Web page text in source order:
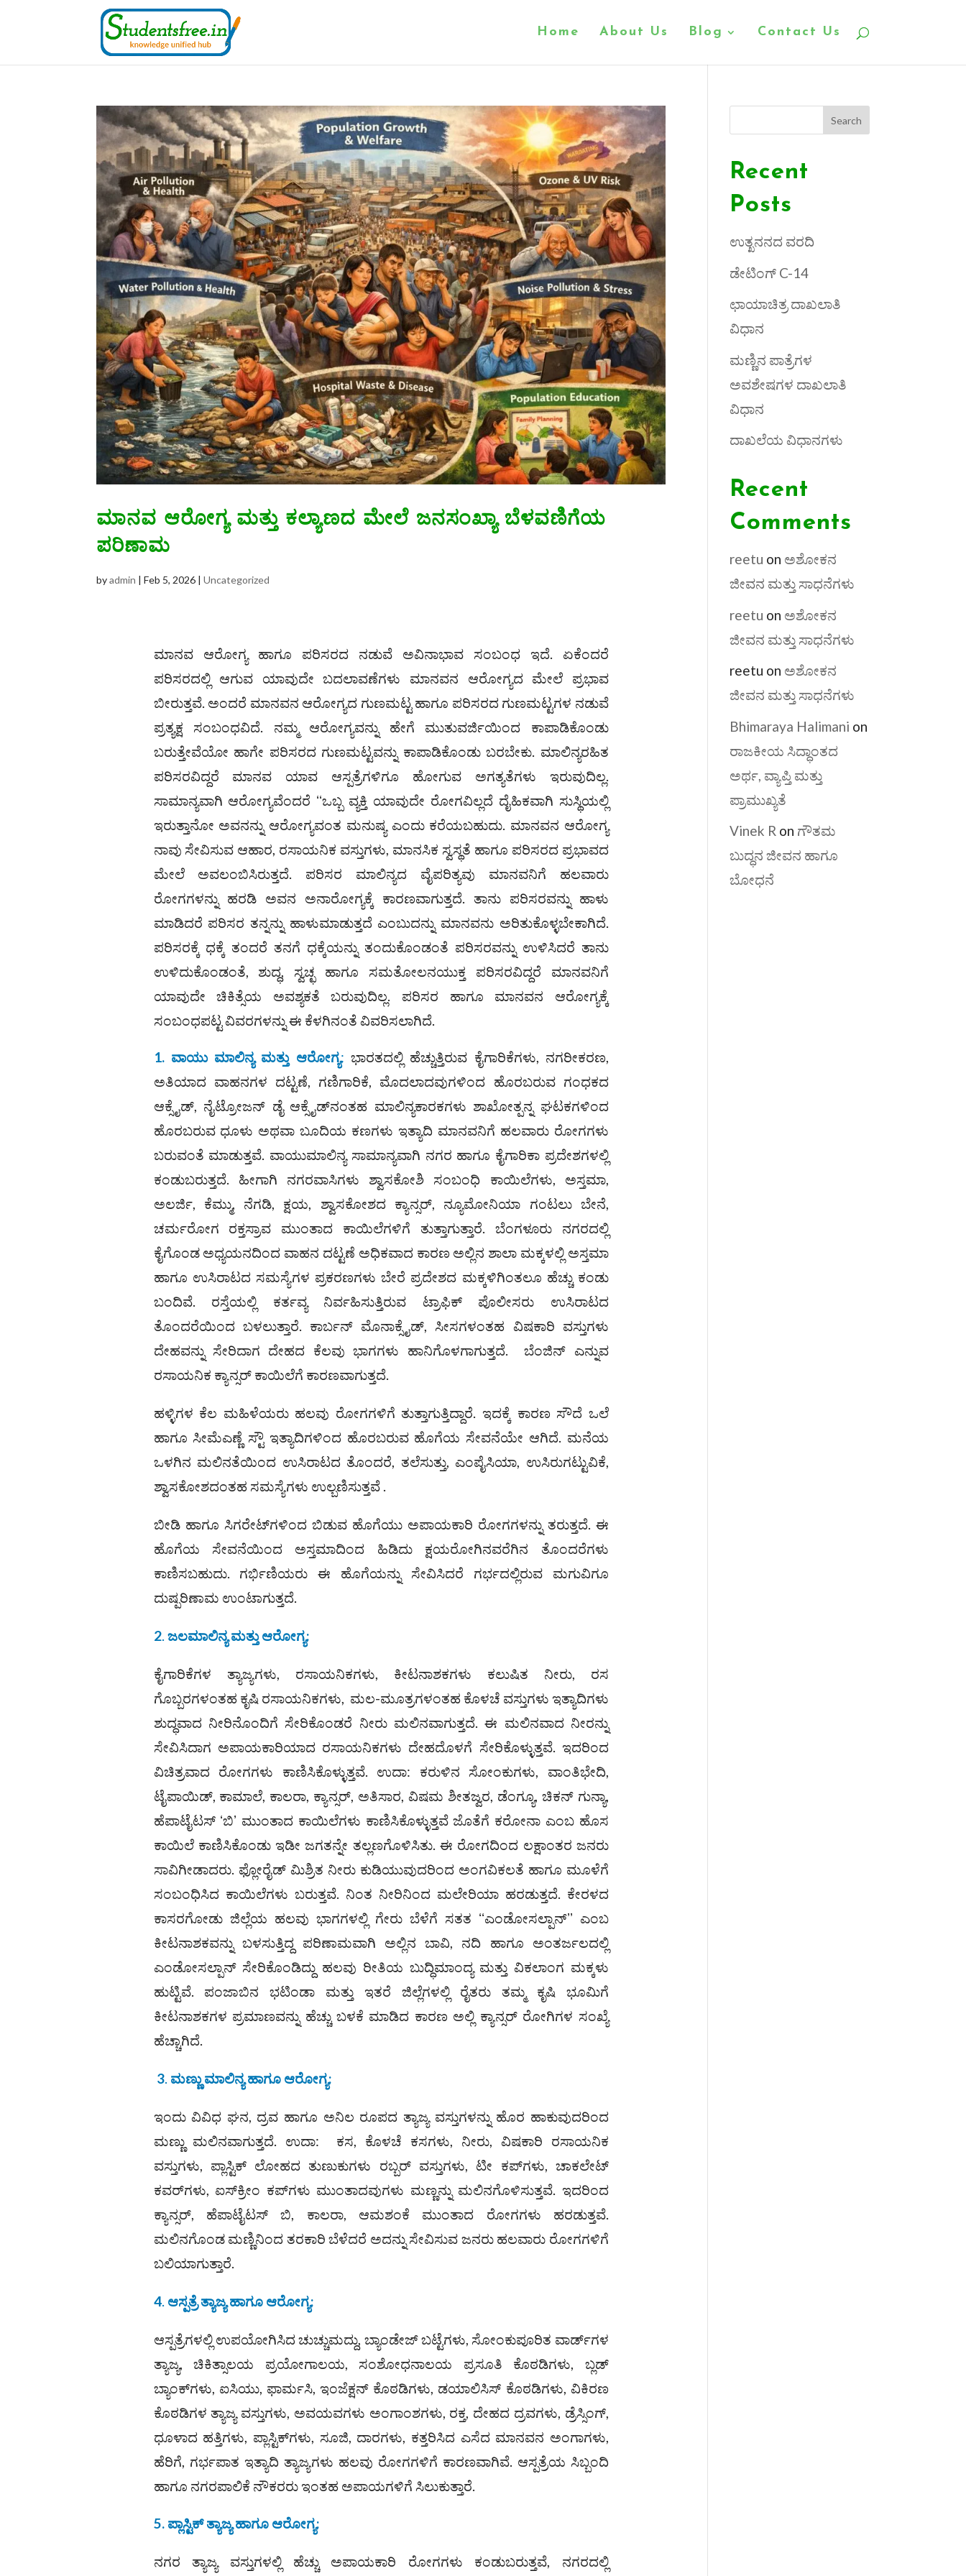
Home About Us Blog Contact Us
ಮಾನವ ಆರೋಗ್ಯ ಮತ್ತು ಕಲ್ಯಾಣದ ಮೇಲೆ ಜನಸಂಖ್ಯಾ ಬೆಳವಣಿಗೆಯ
ಪರಿಣಾಮ
byadmin |Feb 5, 2026 |Uncategorized
ಮಾನವ ಆರೋಗ್ಯ ಹಾಗೂ ಪರಿಸರದ ನಡುವೆ ಅವಿನಾಭಾವ ಸಂಬಂಧ ಇದೆ. ಏಕೆಂದರೆ
ಪರಿಸರದಲ್ಲಿ ಆಗುವ ಯಾವುದೇ ಬದಲಾವಣೆಗಳು ಮಾನವನ ಆರೋಗ್ಯದ ಮೇಲೆ ಪ್ರಭಾವ
ಬೀರುತ್ತವೆ. ಅಂದರೆ ಮಾನವನ ಆರೋಗ್ಯದ ಗುಣಮಟ್ಟ ಹಾಗೂ ಪರಿಸರದ ಗುಣಮಟ್ಟಗಳ ನಡುವೆ
ಪ್ರತ್ಯಕ್ಷ ಸಂಬಂಧವಿದೆ. ನಮ್ಮ ಆರೋಗ್ಯವನ್ನು ಹೇಗೆ ಮುತುವರ್ಜಿಯಿಂದ ಕಾಪಾಡಿಕೊಂಡು
ಬರುತ್ತೇವೆಯೋ ಹಾಗೇ ಪರಿಸರದ ಗುಣಮಟ್ಟವನ್ನು ಕಾಪಾಡಿಕೊಂಡು ಬರಬೇಕು. ಮಾಲಿನ್ಯರಹಿತ
ಪರಿಸರವಿದ್ದರೆ ಮಾನವ ಯಾವ ಆಸ್ಪತ್ರೆಗಳಿಗೂ ಹೋಗುವ ಅಗತ್ಯತೆಗಳು ಇರುವುದಿಲ್ಲ.
ಸಾಮಾನ್ಯವಾಗಿ ಆರೋಗ್ಯವೆಂದರೆ ʻʻಒಬ್ಬ ವ್ಯಕ್ತಿ ಯಾವುದೇ ರೋಗವಿಲ್ಲದೆ ದೈಹಿಕವಾಗಿ ಸುಸ್ಥಿಯಲ್ಲಿ
ಇರುತ್ತಾನೋ ಅವನನ್ನು ಆರೋಗ್ಯವಂತ ಮನುಷ್ಯ ಎಂದು ಕರೆಯಬಹುದು. ಮಾನವನ ಆರೋಗ್ಯ
ನಾವು ಸೇವಿಸುವ ಆಹಾರ, ರಸಾಯನಿಕ ವಸ್ತುಗಳು, ಮಾನಸಿಕ ಸ್ವಸ್ಥತೆ ಹಾಗೂ ಪರಿಸರದ ಪ್ರಭಾವದ
ಮೇಲೆ ಅವಲಂಬಿಸಿರುತ್ತದೆ. ಪರಿಸರ ಮಾಲಿನ್ಯದ ವೈಪರಿತ್ಯವು ಮಾನವನಿಗೆ ಹಲವಾರು
ರೋಗಗಳನ್ನು ಹರಡಿ ಅವನ ಅನಾರೋಗ್ಯಕ್ಕೆ ಕಾರಣವಾಗುತ್ತದೆ. ತಾನು ಪರಿಸರವನ್ನು ಹಾಳು
ಮಾಡಿದರೆ ಪರಿಸರ ತನ್ನನ್ನು ಹಾಳುಮಾಡುತ್ತದೆ ಎಂಬುದನ್ನು ಮಾನವನು ಅರಿತುಕೊಳ್ಳಬೇಕಾಗಿದೆ.
ಪರಿಸರಕ್ಕೆ ಧಕ್ಕೆ ತಂದರೆ ತನಗೆ ಧಕ್ಕೆಯನ್ನು ತಂದುಕೊಂಡಂತೆ ಪರಿಸರವನ್ನು ಉಳಿಸಿದರೆ ತಾನು
ಉಳಿದುಕೊಂಡಂತೆ, ಶುದ್ಧ, ಸ್ವಚ್ಛ ಹಾಗೂ ಸಮತೋಲನಯುಕ್ತ ಪರಿಸರವಿದ್ದರೆ ಮಾನವನಿಗೆ
ಯಾವುದೇ ಚಿಕಿತ್ಸೆಯ ಅವಶ್ಯಕತೆ ಬರುವುದಿಲ್ಲ. ಪರಿಸರ ಹಾಗೂ ಮಾನವನ ಆರೋಗ್ಯಕ್ಕೆ
ಸಂಬಂಧಪಟ್ಟ ವಿವರಗಳನ್ನು ಈ ಕೆಳಗಿನಂತೆ ವಿವರಿಸಲಾಗಿದೆ.
1. ವಾಯು ಮಾಲಿನ್ಯ ಮತ್ತು ಆರೋಗ್ಯ: ಭಾರತದಲ್ಲಿ ಹೆಚ್ಚುತ್ತಿರುವ ಕೈಗಾರಿಕೆಗಳು, ನಗರೀಕರಣ,
ಅತಿಯಾದ ವಾಹನಗಳ ದಟ್ಟಣೆ, ಗಣಿಗಾರಿಕೆ, ಮೊದಲಾದವುಗಳಿಂದ ಹೊರಬರುವ ಗಂಧಕದ
ಆಕ್ಸೈಡ್, ನೈಟ್ರೋಜನ್ ಡೈ ಆಕ್ಸೈಡ್‌ನಂತಹ ಮಾಲಿನ್ಯಕಾರಕಗಳು ಶಾಖೋತ್ಪನ್ನ ಘಟಕಗಳಿಂದ
ಹೊರಬರುವ ಧೂಳು ಅಥವಾ ಬೂದಿಯ ಕಣಗಳು ಇತ್ಯಾದಿ ಮಾನವನಿಗೆ ಹಲವಾರು ರೋಗಗಳು
ಬರುವಂತೆ ಮಾಡುತ್ತವೆ. ವಾಯುಮಾಲಿನ್ಯ ಸಾಮಾನ್ಯವಾಗಿ ನಗರ ಹಾಗೂ ಕೈಗಾರಿಕಾ ಪ್ರದೇಶಗಳಲ್ಲಿ
ಕಂಡುಬರುತ್ತದೆ. ಹೀಗಾಗಿ ನಗರವಾಸಿಗಳು ಶ್ವಾಸಕೋಶಿ ಸಂಬಂಧಿ ಕಾಯಿಲೆಗಳು, ಅಸ್ತಮಾ,
ಅಲರ್ಜಿ, ಕೆಮ್ಮು, ನೆಗಡಿ, ಕ್ಷಯ, ಶ್ವಾಸಕೋಶದ ಕ್ಯಾನ್ಸರ್, ನ್ಯೂಮೋನಿಯಾ ಗಂಟಲು ಬೇನೆ,
ಚರ್ಮರೋಗ ರಕ್ತಸ್ರಾವ ಮುಂತಾದ ಕಾಯಿಲೆಗಳಿಗೆ ತುತ್ತಾಗುತ್ತಾರೆ. ಬೆಂಗಳೂರು ನಗರದಲ್ಲಿ
ಕೈಗೊಂಡ ಅಧ್ಯಯನದಿಂದ ವಾಹನ ದಟ್ಟಣೆ ಅಧಿಕವಾದ ಕಾರಣ ಅಲ್ಲಿನ ಶಾಲಾ ಮಕ್ಕಳಲ್ಲಿ ಅಸ್ತಮಾ
ಹಾಗೂ ಉಸಿರಾಟದ ಸಮಸ್ಯೆಗಳ ಪ್ರಕರಣಗಳು ಬೇರೆ ಪ್ರದೇಶದ ಮಕ್ಕಳಿಗಿಂತಲೂ ಹೆಚ್ಚು ಕಂಡು
ಬಂದಿವೆ. ರಸ್ತೆಯಲ್ಲಿ ಕರ್ತವ್ಯ ನಿರ್ವಹಿಸುತ್ತಿರುವ ಟ್ರಾಫಿಕ್ ಪೊಲೀಸರು ಉಸಿರಾಟದ
ತೊಂದರೆಯಿಂದ ಬಳಲುತ್ತಾರೆ. ಕಾರ್ಬನ್ ಮೊನಾಕ್ಸೈಡ್, ಸೀಸಗಳಂತಹ ವಿಷಕಾರಿ ವಸ್ತುಗಳು
ದೇಹವನ್ನು ಸೇರಿದಾಗ ದೇಹದ ಕೆಲವು ಭಾಗಗಳು ಹಾನಿಗೊಳಗಾಗುತ್ತದೆ. ಬೆಂಜಿನ್ ಎನ್ನುವ
ರಸಾಯನಿಕ ಕ್ಯಾನ್ಸರ್ ಕಾಯಿಲೆಗೆ ಕಾರಣವಾಗುತ್ತದೆ.
ಹಳ್ಳಿಗಳ ಕೆಲ ಮಹಿಳೆಯರು ಹಲವು ರೋಗಗಳಿಗೆ ತುತ್ತಾಗುತ್ತಿದ್ದಾರೆ. ಇದಕ್ಕೆ ಕಾರಣ ಸೌದೆ ಒಲೆ
ಹಾಗೂ ಸೀಮೆಎಣ್ಣೆ ಸ್ಟೌ ಇತ್ಯಾದಿಗಳಿಂದ ಹೊರಬರುವ ಹೊಗೆಯ ಸೇವನೆಯೇ ಆಗಿದೆ. ಮನೆಯ
ಒಳಗಿನ ಮಲಿನತೆಯಿಂದ ಉಸಿರಾಟದ ತೊಂದರೆ, ತಲೆಸುತ್ತು, ಎಂಪೈಸಿಯಾ, ಉಸಿರುಗಟ್ಟುವಿಕೆ,
ಶ್ವಾಸಕೋಶದಂತಹ ಸಮಸ್ಯೆಗಳು ಉಲ್ಬಣಿಸುತ್ತವೆ .
ಬೀಡಿ ಹಾಗೂ ಸಿಗರೇಟ್‌ಗಳಿಂದ ಬಿಡುವ ಹೊಗೆಯು ಅಪಾಯಕಾರಿ ರೋಗಗಳನ್ನು ತರುತ್ತದೆ. ಈ
ಹೊಗೆಯ ಸೇವನೆಯಿಂದ ಅಸ್ತಮಾದಿಂದ ಹಿಡಿದು ಕ್ಷಯರೋಗಿನವರೆಗಿನ ತೊಂದರೆಗಳು
ಕಾಣಿಸಬಹುದು. ಗರ್ಭಿಣಿಯರು ಈ ಹೊಗೆಯನ್ನು ಸೇವಿಸಿದರೆ ಗರ್ಭದಲ್ಲಿರುವ ಮಗುವಿಗೂ
ದುಷ್ಪರಿಣಾಮ ಉಂಟಾಗುತ್ತದೆ.
2. ಜಲಮಾಲಿನ್ಯ ಮತ್ತು ಆರೋಗ್ಯ:
ಕೈಗಾರಿಕೆಗಳ ತ್ಯಾಜ್ಯಗಳು, ರಸಾಯನಿಕಗಳು, ಕೀಟನಾಶಕಗಳು ಕಲುಷಿತ ನೀರು, ರಸ
ಗೊಬ್ಬರಗಳಂತಹ ಕೃಷಿ ರಸಾಯನಿಕಗಳು, ಮಲ-ಮೂತ್ರಗಳಂತಹ ಕೊಳಚೆ ವಸ್ತುಗಳು ಇತ್ಯಾದಿಗಳು
ಶುದ್ಧವಾದ ನೀರಿನೊಂದಿಗೆ ಸೇರಿಕೊಂಡರೆ ನೀರು ಮಲಿನವಾಗುತ್ತದೆ. ಈ ಮಲಿನವಾದ ನೀರನ್ನು
ಸೇವಿಸಿದಾಗ ಅಪಾಯಕಾರಿಯಾದ ರಸಾಯನಿಕಗಳು ದೇಹದೊಳಗೆ ಸೇರಿಕೊಳ್ಳುತ್ತವೆ. ಇದರಿಂದ
ವಿಚಿತ್ರವಾದ ರೋಗಗಳು ಕಾಣಿಸಿಕೊಳ್ಳುತ್ತವೆ. ಉದಾ: ಕರುಳಿನ ಸೋಂಕುಗಳು, ವಾಂತಿಭೇದಿ,
ಟೈಪಾಯಿಡ್‌, ಕಾಮಾಲೆ, ಕಾಲರಾ, ಕ್ಯಾನ್ಸರ್, ಅತಿಸಾರ, ವಿಷಮ ಶೀತಜ್ವರ, ಡೆಂಗ್ಯೂ, ಚಿಕನ್ ಗುನ್ಯಾ,
ಹೆಪಾಟೈಟಸ್ ʻಬಿʼ ಮುಂತಾದ ಕಾಯಿಲೆಗಳು ಕಾಣಿಸಿಕೊಳ್ಳುತ್ತವೆ ಜೊತೆಗೆ ಕರೋನಾ ಎಂಬ ಹೊಸ
ಕಾಯಿಲೆ ಕಾಣಿಸಿಕೊಂಡು ಇಡೀ ಜಗತನ್ನೇ ತಲ್ಲಣಗೊಳಿಸಿತು. ಈ ರೋಗದಿಂದ ಲಕ್ಷಾಂತರ ಜನರು
ಸಾವಿಗೀಡಾದರು. ಫ್ಲೋರೈಡ್ ಮಿಶ್ರಿತ ನೀರು ಕುಡಿಯುವುದರಿಂದ ಅಂಗವಿಕಲತೆ ಹಾಗೂ ಮೂಳೆಗೆ
ಸಂಬಂಧಿಸಿದ ಕಾಯಿಲೆಗಳು ಬರುತ್ತವೆ. ನಿಂತ ನೀರಿನಿಂದ ಮಲೇರಿಯಾ ಹರಡುತ್ತದೆ. ಕೇರಳದ
ಕಾಸರಗೋಡು ಜಿಲ್ಲೆಯ ಹಲವು ಭಾಗಗಳಲ್ಲಿ ಗೇರು ಬೆಳೆಗೆ ಸತತ ʻʻಎಂಡೋಸಲ್ಪಾನ್‌ʼʼ ಎಂಬ
ಕೀಟನಾಶಕವನ್ನು ಬಳಸುತ್ತಿದ್ದ ಪರಿಣಾಮವಾಗಿ ಅಲ್ಲಿನ ಬಾವಿ, ನದಿ ಹಾಗೂ ಅಂತರ್ಜಲದಲ್ಲಿ
ಎಂಡೋಸಲ್ಪಾನ್‌ ಸೇರಿಕೊಂಡಿದ್ದು ಹಲವು ರೀತಿಯ ಬುದ್ಧಿಮಾಂದ್ಯ ಮತ್ತು ವಿಕಲಾಂಗ ಮಕ್ಕಳು
ಹುಟ್ಟಿವೆ. ಪಂಜಾಬಿನ ಭಟಿಂಡಾ ಮತ್ತು ಇತರೆ ಜಿಲ್ಲೆಗಳಲ್ಲಿ ರೈತರು ತಮ್ಮ ಕೃಷಿ ಭೂಮಿಗೆ
ಕೀಟನಾಶಕಗಳ ಪ್ರಮಾಣವನ್ನು ಹೆಚ್ಚು ಬಳಕೆ ಮಾಡಿದ ಕಾರಣ ಅಲ್ಲಿ ಕ್ಯಾನ್ಸರ್ ರೋಗಿಗಳ ಸಂಖ್ಯೆ
ಹೆಚ್ಚಾಗಿದೆ.
3. ಮಣ್ಣು ಮಾಲಿನ್ಯ ಹಾಗೂ ಆರೋಗ್ಯ:
ಇಂದು ವಿವಿಧ ಘನ, ದ್ರವ ಹಾಗೂ ಅನಿಲ ರೂಪದ ತ್ಯಾಜ್ಯ ವಸ್ತುಗಳನ್ನು ಹೊರ ಹಾಕುವುದರಿಂದ
ಮಣ್ಣು ಮಲಿನವಾಗುತ್ತದೆ. ಉದಾ: ಕಸ, ಕೊಳಚೆ ಕಸಗಳು, ನೀರು, ವಿಷಕಾರಿ ರಸಾಯನಿಕ
ವಸ್ತುಗಳು, ಪ್ಲಾಸ್ಟಿಕ್ ಲೋಹದ ತುಣುಕುಗಳು ರಬ್ಬರ್ ವಸ್ತುಗಳು, ಟೀ ಕಪ್‌ಗಳು, ಚಾಕಲೇಟ್
ಕವರ್‌ಗಳು, ಐಸ್‌ಕ್ರೀಂ ಕಪ್‌ಗಳು ಮುಂತಾದವುಗಳು ಮಣ್ಣನ್ನು ಮಲಿನಗೊಳಿಸುತ್ತವೆ. ಇದರಿಂದ
ಕ್ಯಾನ್ಸರ್, ಹೆಪಾಟೈಟಸ್ ಬಿ, ಕಾಲರಾ, ಆಮಶಂಕೆ ಮುಂತಾದ ರೋಗಗಳು ಹರಡುತ್ತವೆ.
ಮಲಿನಗೊಂಡ ಮಣ್ಣಿನಿಂದ ತರಕಾರಿ ಬೆಳೆದರೆ ಅದನ್ನು ಸೇವಿಸುವ ಜನರು ಹಲವಾರು ರೋಗಗಳಿಗೆ
ಬಲಿಯಾಗುತ್ತಾರೆ.
4. ಆಸ್ಪತ್ರೆ ತ್ಯಾಜ್ಯ ಹಾಗೂ ಆರೋಗ್ಯ:
ಆಸ್ಪತ್ರೆಗಳಲ್ಲಿ ಉಪಯೋಗಿಸಿದ ಚುಚ್ಚುಮದ್ದು, ಬ್ಯಾಂಡೇಜ್ ಬಟ್ಟೆಗಳು, ಸೋಂಕುಪೂರಿತ ವಾರ್ಡ್‌ಗಳ
ತ್ಯಾಜ್ಯ, ಚಿಕಿತ್ಸಾಲಯ ಪ್ರಯೋಗಾಲಯ, ಸಂಶೋಧನಾಲಯ ಪ್ರಸೂತಿ ಕೊಠಡಿಗಳು, ಬ್ಲಡ್
ಬ್ಯಾಂಕ್‌ಗಳು, ಐಸಿಯು, ಫಾರ್ಮಸಿ, ಇಂಜೆಕ್ಷನ್ ಕೊಠಡಿಗಳು, ಡಯಾಲಿಸಿಸ್ ಕೊಠಡಿಗಳು, ವಿಕಿರಣ
ಕೊಠಡಿಗಳ ತ್ಯಾಜ್ಯ ವಸ್ತುಗಳು, ಅವಯವಗಳು ಅಂಗಾಂಶಗಳು, ರಕ್ತ, ದೇಹದ ದ್ರವಗಳು, ಡ್ರೆಸ್ಸಿಂಗ್,
ಧೂಳಾದ ಹತ್ತಿಗಳು, ಪ್ಲಾಸ್ಟಿಕ್‌ಗಳು, ಸೂಜಿ, ದಾರಗಳು, ಕತ್ತರಿಸಿದ ಎಸೆದ ಮಾನವನ ಅಂಗಾಗಳು,
ಹೆರಿಗೆ, ಗರ್ಭಪಾತ ಇತ್ಯಾದಿ ತ್ಯಾಜ್ಯಗಳು ಹಲವು ರೋಗಗಳಿಗೆ ಕಾರಣವಾಗಿವೆ. ಆಸ್ಪತ್ರೆಯ ಸಿಬ್ಬಂದಿ
ಹಾಗೂ ನಗರಪಾಲಿಕೆ ನೌಕರರು ಇಂತಹ ಅಪಾಯಗಳಿಗೆ ಸಿಲುಕುತ್ತಾರೆ.
5. ಪ್ಲಾಸ್ಟಿಕ್ ತ್ಯಾಜ್ಯ ಹಾಗೂ ಆರೋಗ್ಯ:
ನಗರ ತ್ಯಾಜ್ಯ ವಸ್ತುಗಳಲ್ಲಿ ಹೆಚ್ಚು ಅಪಾಯಕಾರಿ ರೋಗಗಳು ಕಂಡುಬರುತ್ತವೆ, ನಗರದಲ್ಲಿ
Search
Recent
Posts
ಉತ್ಖನನದ ವರದಿ
ಡೇಟಿಂಗ್ C-14
ಛಾಯಾಚಿತ್ರ ದಾಖಲಾತಿ
ವಿಧಾನ
ಮಣ್ಣಿನ ಪಾತ್ರೆಗಳ
ಅವಶೇಷಗಳ ದಾಖಲಾತಿ
ವಿಧಾನ
ದಾಖಲೆಯ ವಿಧಾನಗಳು
Recent
Comments
reetu on ಅಶೋಕನ
ಜೀವನ ಮತ್ತು ಸಾಧನೆಗಳು
reetu on ಅಶೋಕನ
ಜೀವನ ಮತ್ತು ಸಾಧನೆಗಳು
reetu on ಅಶೋಕನ
ಜೀವನ ಮತ್ತು ಸಾಧನೆಗಳು
Bhimaraya Halimani on
ರಾಜಕೀಯ ಸಿದ್ಧಾಂತದ
ಅರ್ಥ, ವ್ಯಾಪ್ತಿ ಮತ್ತು
ಪ್ರಾಮುಖ್ಯತೆ
Vinek R on ಗೌತಮ
ಬುದ್ಧನ ಜೀವನ ಹಾಗೂ
ಬೋಧನೆ